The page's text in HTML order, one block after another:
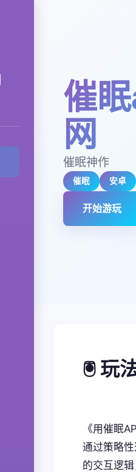
催
网
催眠神作
催眠 安卓
开始游玩
🖲️ 玩
《用催眠
通过策略
的交互逻